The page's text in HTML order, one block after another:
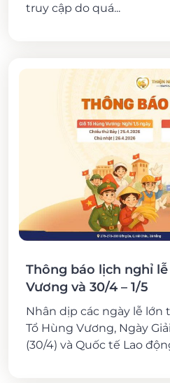
truy cập do quá...
Thông báo lịch nghỉ
Vương và 30/4 – 1/5
Nhân dịp các ngày lễ lớn
Tổ Hùng Vương, Ngày
(30/4) và Quốc tế Lao